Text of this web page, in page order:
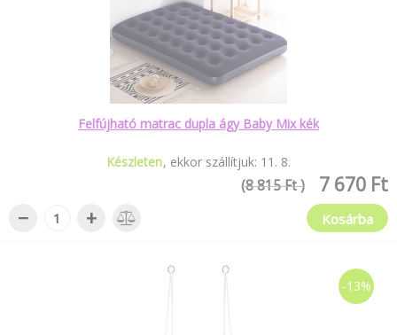
Felfújható matrac dupla ágy Baby Mix kék
Készleten ekkor szállítjuk: 11 . 8.
7 670 Ft
(8 815 Ft )
− + Kosárba
-13%